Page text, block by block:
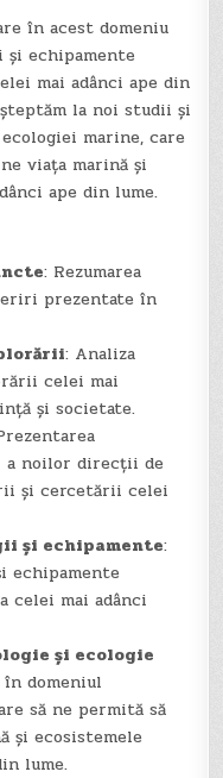
în acest domeniu
și echipamente
mai adânci ape din
la noi studii și
marine, care
viața marină și
ape din lume.
: Rezumarea
prezentate în
: Analiza
celei mai
și societate.
noilor direcții de
și cercetării celei
și echipamente:
echipamente
celei mai adânci
și ecologie
domeniul
să ne permită să
și ecosistemele
lume.